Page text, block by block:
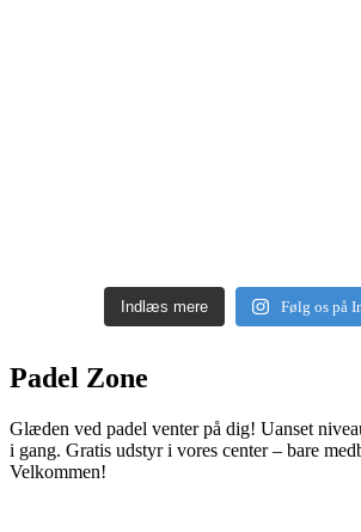
Indlæs mere Følg os på
Padel Zone
Glæden ved padel venter på dig! Uanset
i gang. Gratis udstyr i vores center – bare
Velkommen!